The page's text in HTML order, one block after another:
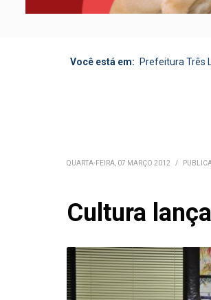
Você está em: Prefeitura Três
QUARTA-FEIRA, 07 MARÇO 2012 /
Cultura